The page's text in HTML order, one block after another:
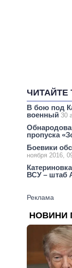
ЧИТАЙТЕ
В бою под
военный 30
пропуска
Боевики
ноября 2016,
ВСУ – штаб